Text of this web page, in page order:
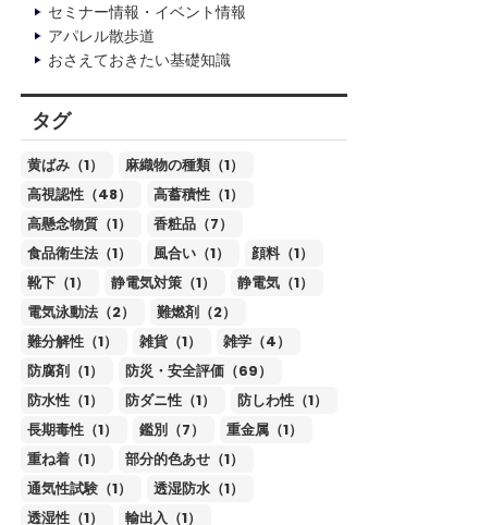
セミナー情報・イベント情報
アパレル散歩道
おさえておきたい基礎知識
タグ
黄ばみ（1）
麻織物の種類（1）
高視認性（48）
高蓄積性（1）
高懸念物質（1）
香粧品（7）
食品衛生法（1）
風合い（1）
顔料（1）
靴下（1）
静電気対策（1）
静電気（1）
電気泳動法（2）
難燃剤（2）
難分解性（1）
雑貨（1）
雑学（4）
防腐剤（1）
防災・安全評価（69）
防水性（1）
防ダニ性（1）
防しわ性（1）
長期毒性（1）
鑑別（7）
重金属（1）
重ね着（1）
部分的色あせ（1）
通気性試験（1）
透湿防水（1）
透湿性（1）
輸出入（1）